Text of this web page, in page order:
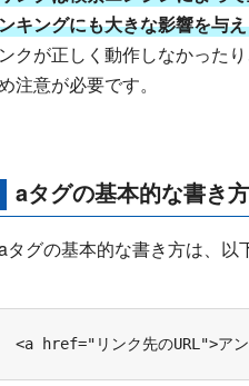
キングにも大きな影響を与
ンクが正しく動作しなかった
注意が必要です。
aタグの基本的な書き方
タグの基本的な書き方は、以
<a href="リンク先のURL">ア